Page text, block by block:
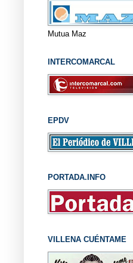
Mutua Maz
INTERCOMARCAL
EPDV
PORTADA.INFO
VILLENA CUÉNTAME